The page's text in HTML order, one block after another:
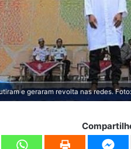
e geraram revolta nas redes.